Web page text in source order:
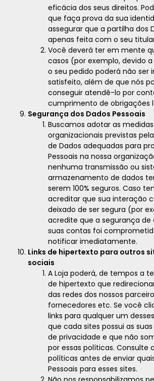
eficácia dos seus direitos.
que faça prova da sua
assegurar que a partilha dos
apenas feita com o seu
Você deverá ter em mente
casos (por exemplo, devido
o seu pedido poderá não
satisfeito, além de que nós
conseguir atendê-lo por
cumprimento de obrigações
Segurança dos Dados Pessoais
Buscamos adotar as
organizacionais previstas
de Dados adequadas para
Pessoais na nossa
nenhuma transmissão ou
armazenamento de dados
serem 100% seguros. Caso
acreditar que sua interação
deixado de ser segura (por
acredite que a segurança de
suas contas foi
notificar imediatamente.
Links de hipertexto para outros
sociais
A Loja poderá, de tempos a
de hipertexto que
das redes dos nossos
fornecedores etc. Se você
links para qualquer um
que cada sites possui as
de privacidade e que não
por essas políticas. Consulte
políticas antes de enviar
Pessoais para esses sites.